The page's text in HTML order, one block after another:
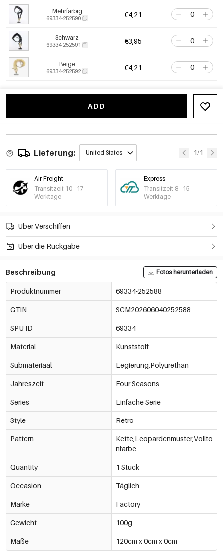
Mehrfarbig
69334-252590 €4,21
Schwarz
69334-252591 €3,95
Beige
69334-252592 €4,21
ADD
Lieferung: United States 1/1
Air Freight
Transitzeit 10 - 17
Werktage
Express
Transitzeit 8 - 15
Werktage
Über Verschiffen
Über die Rückgabe
Beschreibung Fotos herunterladen
Produktnummer 69334-252588
GTIN SCM202606040252588
SPU ID 69334
Material Kunststoff
Submateriaal Legierung,Polyurethan
Jahreszeit Four Seasons
Series Einfache Serie
Style Retro
Pattern
Kette,Leopardenmuster,Vollto
nfarbe
Quantity 1 Stück
Occasion Täglich
Marke Factory
Gewicht 100g
Maße 120cm x 0cm x 0cm